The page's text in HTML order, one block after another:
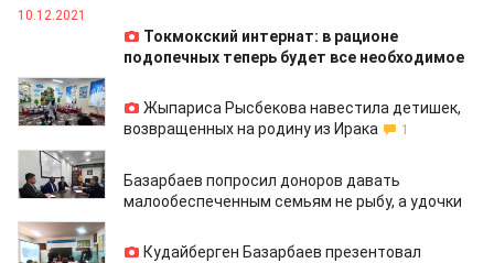
10.12.2021
Токмокский интернат: в рационе
подопечных теперь будет все необходимое
25.11.2021
Жыпариса Рысбекова навестила детишек,
возвращенных на родину из Ирака
1
17.11.2021
Базарбаев попросил доноров давать
малообеспеченным семьям не рыбу, а удочки
12.11.2021
Кудайберген Базарбаев презентовал